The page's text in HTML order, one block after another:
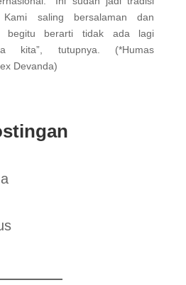
saling bersalaman dan
begitu berarti tidak ada lagi
kita”, tutupnya. (*Humas
Devanda)